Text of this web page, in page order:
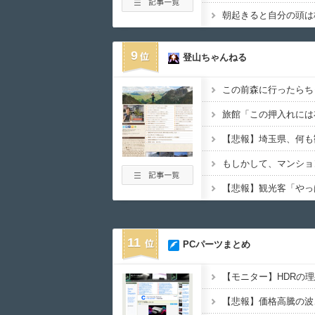
9 登山ちゃんねる
この前森に行ったら
旅館「この押入れに
【悲報】埼玉県、何
11 PCパーツまとめ
【モニター】HDRの
【悲報】価格高騰の